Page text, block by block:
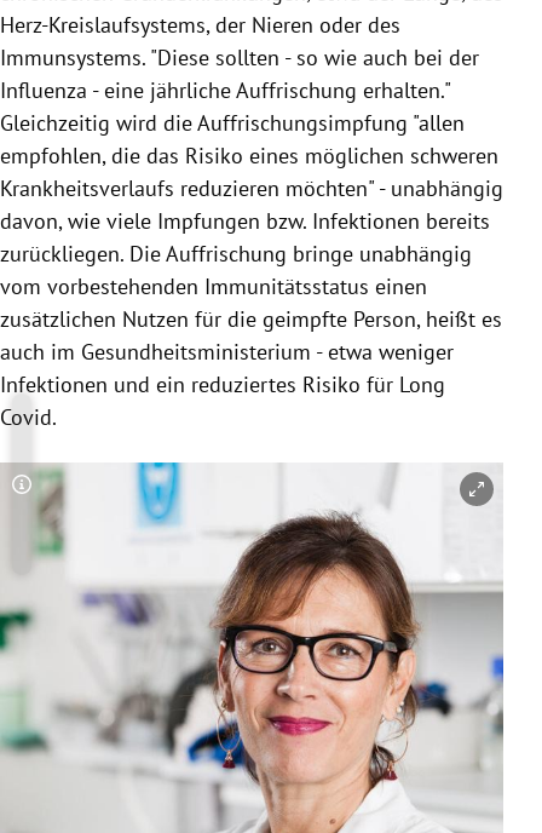
Herz-Kreislaufsystems, der Nieren oder des
Immunsystems. "Diese sollten - so wie auch bei der
Influenza - eine jährliche Auffrischung erhalten."
Gleichzeitig wird die Auffrischungsimpfung "allen
empfohlen, die das Risiko eines möglichen schweren
Krankheitsverlaufs reduzieren möchten" - unabhängig
davon, wie viele Impfungen bzw. Infektionen bereits
zurückliegen. Die Auffrischung bringe unabhängig
vom vorbestehenden Immunitätsstatus einen
zusätzlichen Nutzen für die geimpfte Person, heißt es
auch im Gesundheitsministerium - etwa weniger
Infektionen und ein reduziertes Risiko für Long
Covid.
Copyright-Hinweis öffnen/schließen